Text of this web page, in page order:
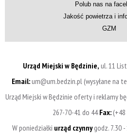
Polub nas na
Jakość powietrza i
GZM
Urząd Miejski w Będzinie, ul. 11
Email:um@um.bedzin.pl (wysyłane na
Urząd Miejski w Będzinie oferty i reklamy
267-70-41 do 44Fax:(+48
W poniedziałki urząd czynnygodz. 7.30 -